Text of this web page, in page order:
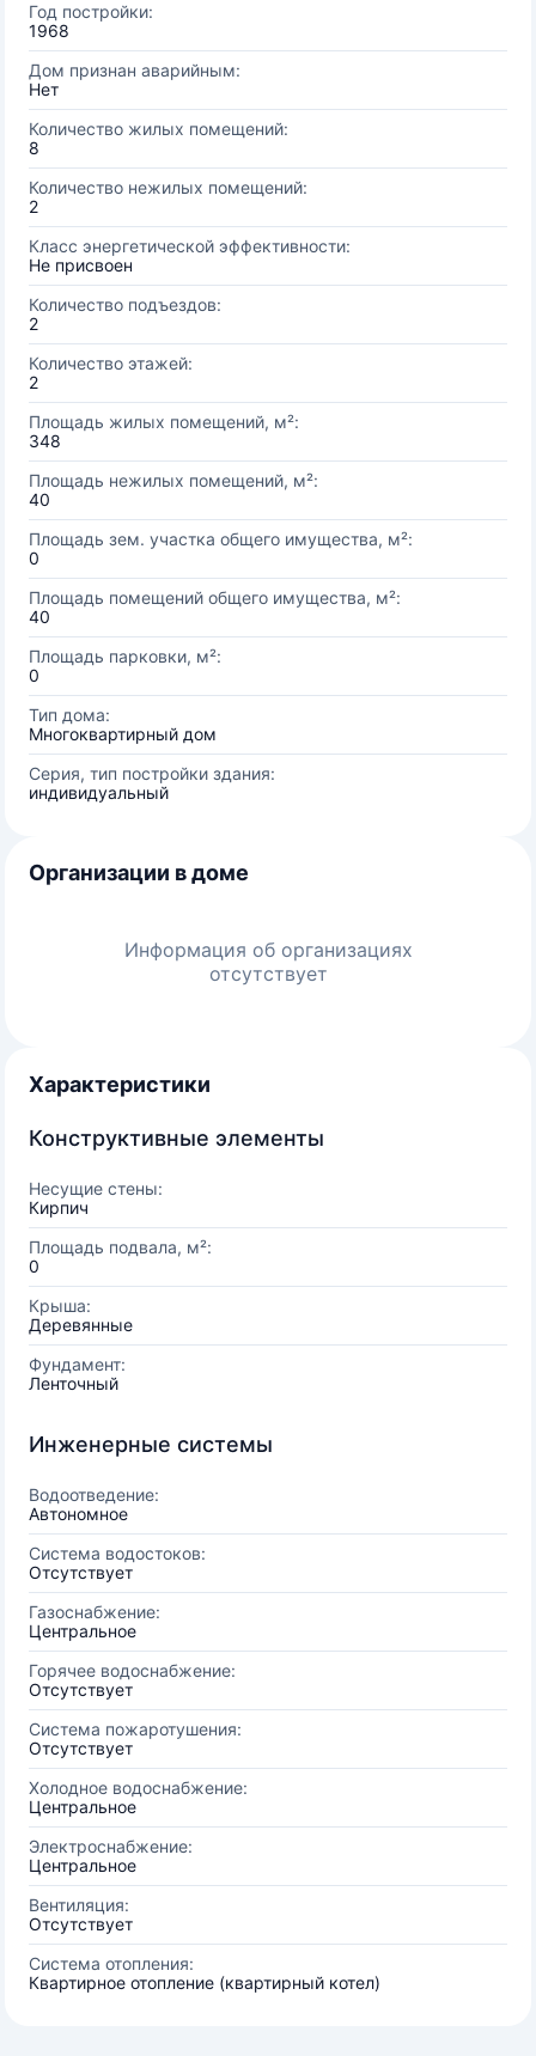
Год постройки:
1968
Дом признан аварийным:
Нет
Количество жилых помещений:
8
Количество нежилых помещений:
2
Класс энергетической эффективности:
Не присвоен
Количество подъездов:
2
Количество этажей:
2
Площадь жилых помещений, м²:
348
Площадь нежилых помещений, м²:
40
Площадь зем. участка общего имущества, м²:
0
Площадь помещений общего имущества, м²:
40
Площадь парковки, м²:
0
Тип дома:
Многоквартирный дом
Серия, тип постройки здания:
индивидуальный
Организации в доме
Информация об организациях
отсутствует
Характеристики
Конструктивные элементы
Несущие стены:
Кирпич
Площадь подвала, м²:
0
Крыша:
Деревянные
Фундамент:
Ленточный
Инженерные системы
Водоотведение:
Автономное
Система водостоков:
Отсутствует
Газоснабжение:
Центральное
Горячее водоснабжение:
Отсутствует
Система пожаротушения:
Отсутствует
Холодное водоснабжение:
Центральное
Электроснабжение:
Центральное
Вентиляция:
Отсутствует
Система отопления:
Квартирное отопление (квартирный котел)